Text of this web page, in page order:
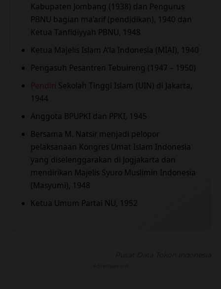
Kabupaten Jombang (1938) dan Pengurus
PBNU bagian ma’arif (pendidikan), 1940 dan
Ketua Tanfidiyyah PBNU, 1948
Ketua Majelis Islam A’la Indonesia (MIAI), 1940
Pengasuh Pesantren Tebuireng (1947 – 1950)
Pendiri Sekolah Tinggi Islam (UIN) di Jakarta,
1944
Anggota BPUPKI dan PPKI, 1945
Bersama M. Natsir menjadi pelopor
pelaksanaan Kongres Umat Islam Indonesia
yang diselenggarakan di Jogjakarta dan
mendirikan Majelis Syuro Muslimin Indonesia
(Masyumi), 1948
Ketua Umum Partai NU, 1952